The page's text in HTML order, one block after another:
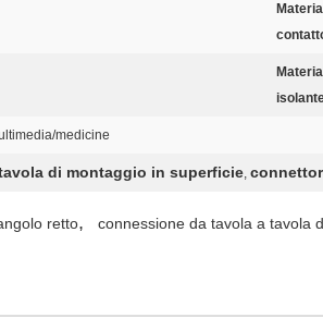
medicine
di montaggio in superficie,
retto, connessione da tavola a tavola